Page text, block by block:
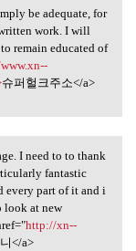
be adequate, for
work. I will
remain educated of
슈퍼헐크주소</a>
I need to to thank
fantastic
part of it and i
look at new
http://xn--
</a>